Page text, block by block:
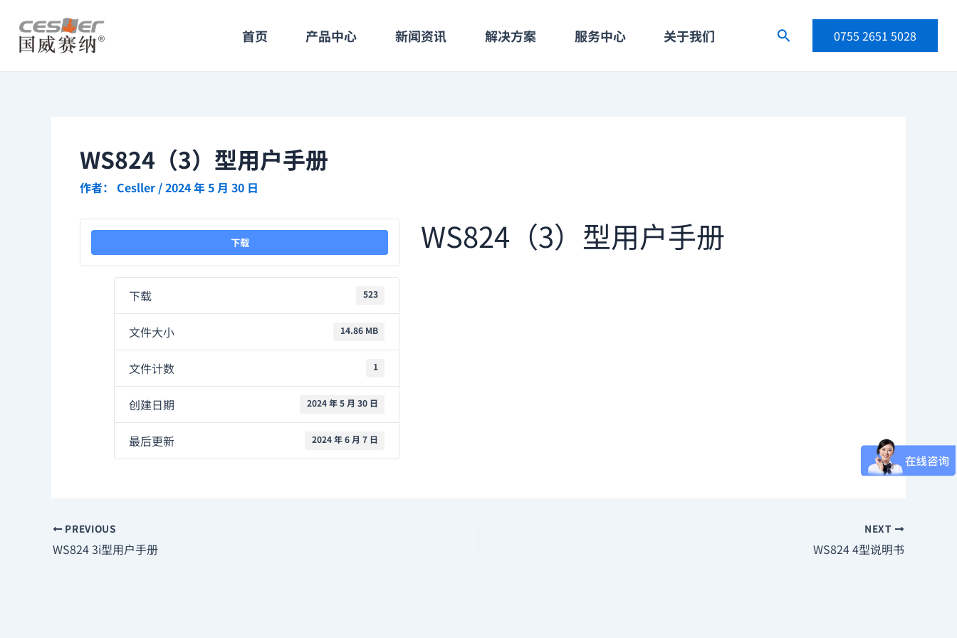
首页 产品中心 新闻资讯 解决方案 服务中心 关于我们
搜
0755 2651 5028
WS824（3）型用户手册
作者： Cesller /2024 年 5 月 30 日
下载
下载 523
文件大小 14.86 MB
文件计数 1
创建日期 2024 年 5 月 30 日
最后更新 2024 年 6 月 7 日
WS824（3）型用户手册
navigation
PREVIOUS
WS824 3i型用户手册
NEXT
WS824 4型说明书